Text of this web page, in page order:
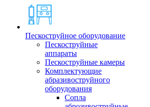
Пескоструйное оборудование
Пескоструйные
аппараты
Пескоструйные камеры
Комплектующие
абразивоструйного
оборудования
Сопла